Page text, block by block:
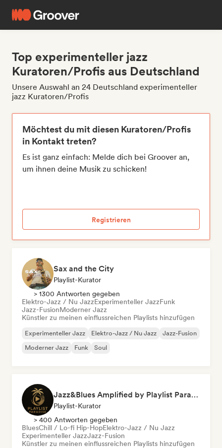
Top experimenteller jazz
Kuratoren/Profis aus Deutschland
Unsere Auswahl an 24 Deutschland experimenteller
jazz Kuratoren/Profis
Möchtest du mit diesen Kuratoren/Profis
in Kontakt treten?
Es ist ganz einfach: Melde dich bei Groover an,
um ihnen deine Musik zu schicken!
Registrieren
Sax and the City
Playlist-Kurator
> 1300 Antworten gegeben
Elektro-Jazz / Nu JazzExperimenteller JazzFunk
Jazz-FusionModerner Jazz
Künstler zu meinen einflussreichen Playlists hinzufügen
Experimenteller Jazz Elektro-Jazz / Nu Jazz
Jazz-Fusion
Moderner Jazz
Funk Soul
Jazz&Blues Amplified by Playlist Paradise
Playlist-Kurator
> 400 Antworten gegeben
BluesChill / Lo-fi Hip-HopElektro-Jazz / Nu Jazz
Experimenteller JazzJazz-Fusion
Künstler zu meinen einflussreichen Playlists hinzufügen